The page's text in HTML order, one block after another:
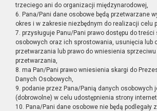
trzeciego ani do organizacji międzynarodowej,
6. Pana/Pani dane osobowe będą przetwarzane
okres i w zakresie niezbędnym do realizacji celu
7. przysługuje Panu/Pani prawo dostępu do
osobowych oraz ich sprostowania, usunięcia lub
przetwarzania lub prawo do wniesienia
przetwarzania,
8. ma Pan/Pani prawo wniesienia skargi do
Danych Osobowych,
9. podanie przez Pana/Panią danych osobowych
(dobrowolne) w celu udostępnienia strony
10. Pana/Pani dane osobowe nie będą podlegały